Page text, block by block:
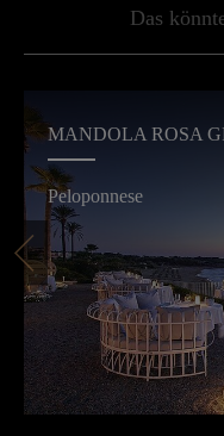
Das
MANDOLA ROSA
Peloponnese